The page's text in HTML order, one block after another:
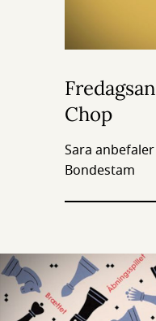
Chop
Sara
Bondestam